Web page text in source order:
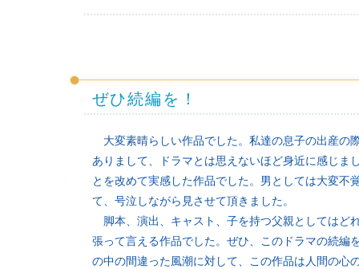
ぜひ続編を！
大変素晴らしい作品でした。私達の息子の出産の
ありまして、ドラマとは思えないほど身近に感じま
とを改めて実感した作品でした。男としては大変
て、号泣しながら見させて頂きました。
脚本、演出、キャスト、子を持つ父親としてはど
張って言える作品でした。ぜひ、このドラマの続編
の中の間違った風潮に対して、この作品は人間の心